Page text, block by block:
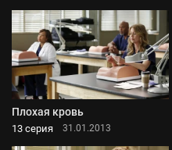
Плохая кровь
13 серия 31.01.2013